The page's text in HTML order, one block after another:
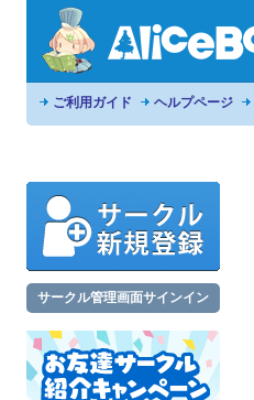
ご利用ガイド ヘルプページ
サークル管理画面サインイン